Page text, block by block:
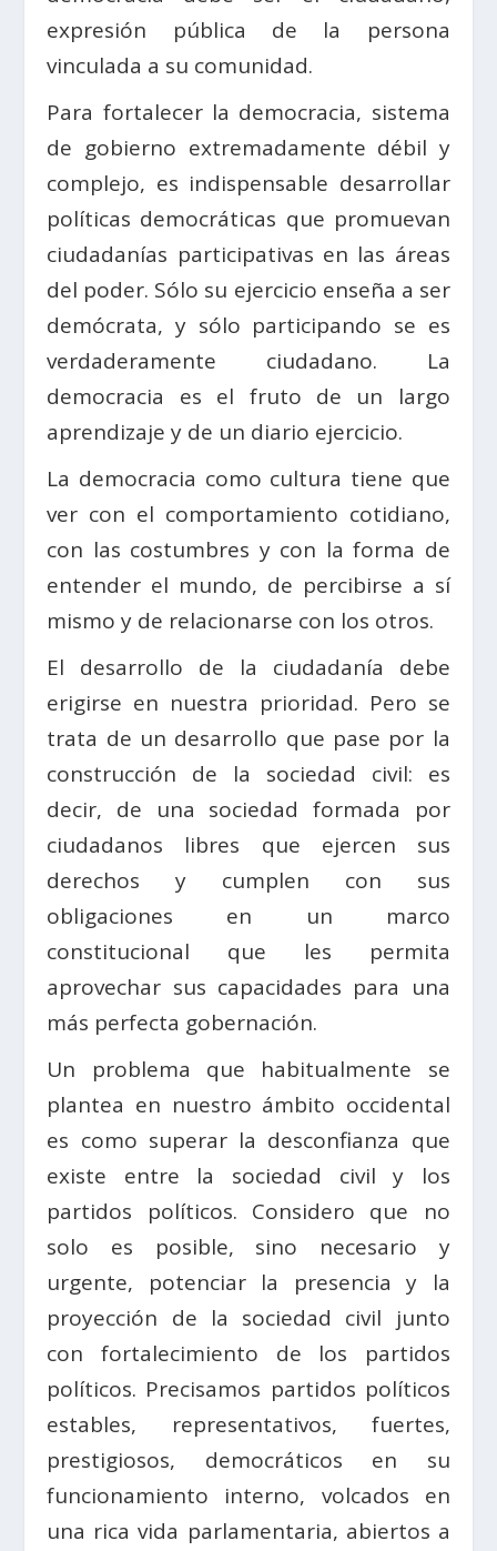
expresión pública de la persona
vinculada a su comunidad.
Para fortalecer la democracia, sistema
de gobierno extremadamente débil y
complejo, es indispensable desarrollar
políticas democráticas que promuevan
ciudadanías participativas en las áreas
del poder. Sólo su ejercicio enseña a ser
demócrata, y sólo participando se es
verdaderamente ciudadano. La
democracia es el fruto de un largo
aprendizaje y de un diario ejercicio.
La democracia como cultura tiene que
ver con el comportamiento cotidiano,
con las costumbres y con la forma de
entender el mundo, de percibirse a sí
mismo y de relacionarse con los otros.
El desarrollo de la ciudadanía debe
erigirse en nuestra prioridad. Pero se
trata de un desarrollo que pase por la
construcción de la sociedad civil: es
decir, de una sociedad formada por
ciudadanos libres que ejercen sus
derechos y cumplen con sus
obligaciones en un marco
constitucional que les permita
aprovechar sus capacidades para una
más perfecta gobernación.
Un problema que habitualmente se
plantea en nuestro ámbito occidental
es como superar la desconfianza que
existe entre la sociedad civil y los
partidos políticos. Considero que no
solo es posible, sino necesario y
urgente, potenciar la presencia y la
proyección de la sociedad civil junto
con fortalecimiento de los partidos
políticos. Precisamos partidos políticos
estables, representativos, fuertes,
prestigiosos, democráticos en su
funcionamiento interno, volcados en
una rica vida parlamentaria, abiertos a